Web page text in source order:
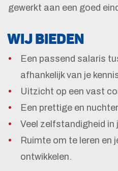
gewerkt aan een goed
WIJ BIEDEN
Een passend salaris
afhankelijk van je
Uitzicht op een vast
Een prettige en
Veel zelfstandigheid in
Ruimte om te leren en
ontwikkelen.